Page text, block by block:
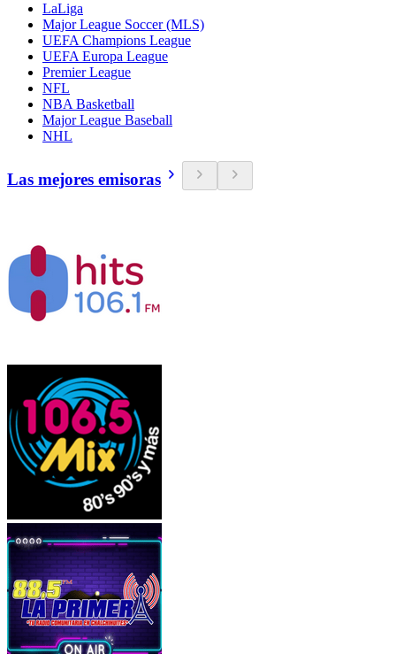
LaLiga
Major League Soccer (MLS)
UEFA Champions League
UEFA Europa League
Premier League
NFL
NBA Basketball
Major League Baseball
NHL
Las mejores emisoras